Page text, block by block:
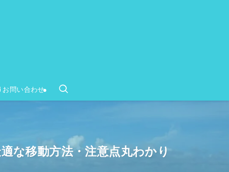
お問い合わせ
な移動方法・注意点丸わかり